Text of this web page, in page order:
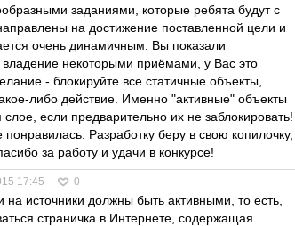
заданиями, которые ребята будут с
на достижение поставленной цели и
очень динамичным. Вы показали
некоторыми приёмами, у Вас это
- блокируйте все статичные объекты,
либо действие. Именно "активные" объекты
если предварительно их не заблокировать!
Разработку беру в свою копилочку,
за работу и удачи в конкурсе!
17:45 0
источники должны быть активными, то есть,
страничка в Интернете, содержащая